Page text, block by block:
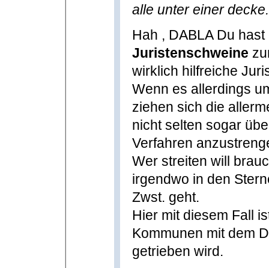
alle unter einer decke.
Hah , DABLA Du
Juristenschweine
wirklich hilfreiche
Wenn es allerdings
ziehen sich die
nicht selten sogar
Verfahren
Wer streiten will
irgendwo in den
Zwst. geht.
Hier mit diesem Fall
Kommunen mit dem
getrieben wird.